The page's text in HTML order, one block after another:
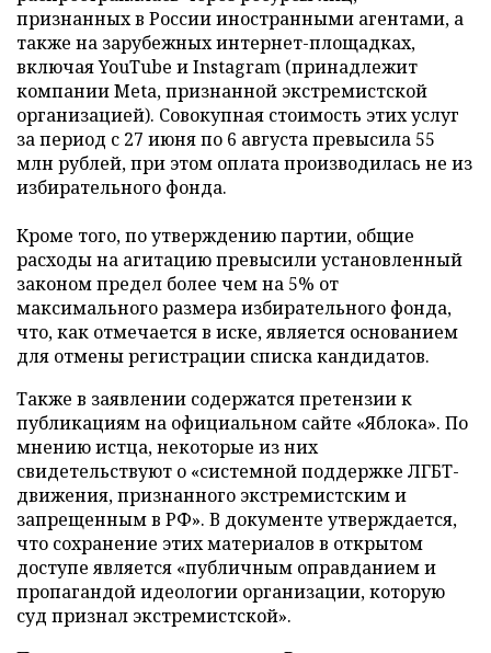
признанных в России иностранными агентами, а
также на зарубежных интернет-площадках,
включая YouTube и Instagram (принадлежит
компании Meta, признанной экстремистской
организацией). Совокупная стоимость этих услуг
за период с 27 июня по 6 августа превысила 55
млн рублей, при этом оплата производилась не из
избирательного фонда.
Кроме того, по утверждению партии, общие
расходы на агитацию превысили установленный
законом предел более чем на 5% от
максимального размера избирательного фонда,
что, как отмечается в иске, является основанием
для отмены регистрации списка кандидатов.
Также в заявлении содержатся претензии к
публикациям на официальном сайте «Яблока». По
мнению истца, некоторые из них
свидетельствуют о «системной поддержке ЛГБТ-
движения, признанного экстремистским и
запрещенным в РФ». В документе утверждается,
что сохранение этих материалов в открытом
доступе является «публичным оправданием и
пропагандой идеологии организации, которую
суд признал экстремистской».